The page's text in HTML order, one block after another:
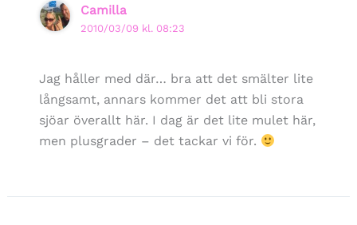
Camilla
2010/03/09 kl. 08:23
Jag håller med där… bra att det smälter lite
långsamt, annars kommer det att bli stora
sjöar överallt här. I dag är det lite mulet här,
men plusgrader – det tackar vi för.